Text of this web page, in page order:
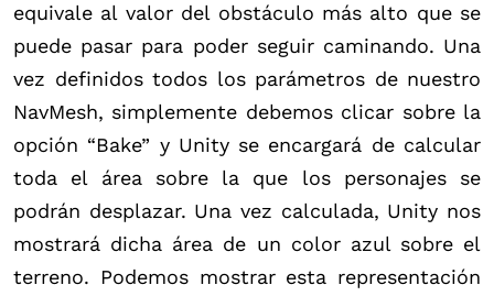
equivale al valor del obstáculo más alto que se
puede pasar para poder seguir caminando. Una
vez definidos todos los parámetros de nuestro
NavMesh, simplemente debemos clicar sobre la
opción “Bake” y Unity se encargará de calcular
toda el área sobre la que los personajes se
podrán desplazar. Una vez calculada, Unity nos
mostrará dicha área de un color azul sobre el
terreno. Podemos mostrar esta representación